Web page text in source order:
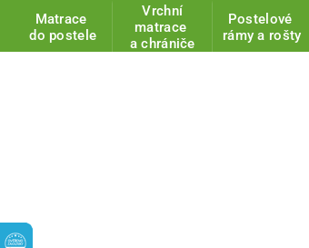
Matrace
do postele
Vrchní
matrace
a chrániče
Postelové
rámy a rošty